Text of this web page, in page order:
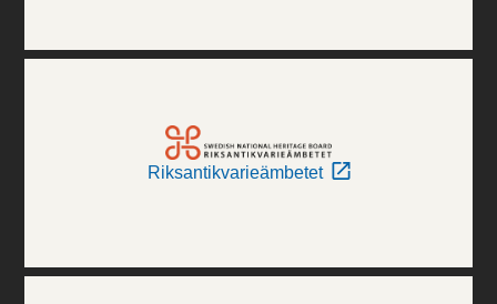
Riksantikvarieämbetet